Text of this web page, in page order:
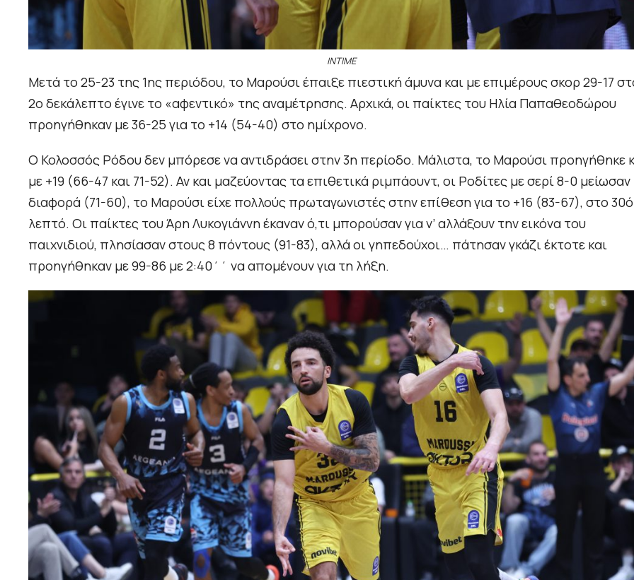
INTIME
Μετά το 25-23 της 1ης περιόδου, το Μαρούσι έπαιξε πιεστική άμυνα και με επιμέρους σκορ 29-17
2ο δεκάλεπτο έγινε το «αφεντικό» της αναμέτρησης. Αρχικά, οι παίκτες του Ηλία Παπαθεοδώρου
προηγήθηκαν με 36-25 για το +14 (54-40) στο ημίχρονο.
Ο Κολοσσός Ρόδου δεν μπόρεσε να αντιδράσει στην 3η περίοδο. Μάλιστα, το Μαρούσι προηγήθηκε
με +19 (66-47 και 71-52). Αν και μαζεύοντας τα επιθετικά ριμπάουντ, οι Ροδίτες με σερί 8-0 μείωσαν
διαφορά (71-60), το Μαρούσι είχε πολλούς πρωταγωνιστές στην επίθεση για το +16 (83-67), στο 30ό
λεπτό. Οι παίκτες του Άρη Λυκογιάννη έκαναν ό,τι μπορούσαν για ν’ αλλάξουν την εικόνα του
παιχνιδιού, πλησίασαν στους 8 πόντους (91-83), αλλά οι γηπεδούχοι… πάτησαν γκάζι έκτοτε και
προηγήθηκαν με 99-86 με 2:40΄΄ να απομένουν για τη λήξη.